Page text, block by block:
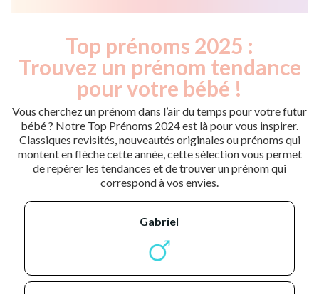
Top prénoms 2025 :
Trouvez un prénom tendance
pour votre bébé !
Vous cherchez un prénom dans l’air du temps pour votre futur
bébé ? Notre Top Prénoms 2024 est là pour vous inspirer.
Classiques revisités, nouveautés originales ou prénoms qui
montent en flèche cette année, cette sélection vous permet
de repérer les tendances et de trouver un prénom qui
correspond à vos envies.
gabriel